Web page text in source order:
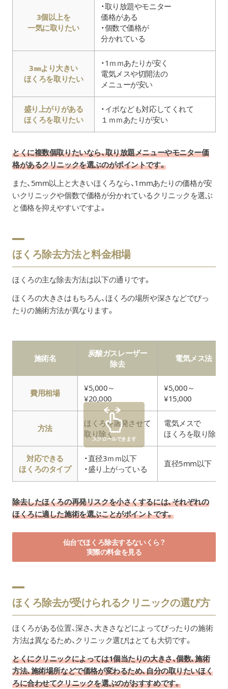
3個以上を
一気に取りたい
・取り放題やモニター
価格がある
・個数で価格が
分かれている
3㎜より大きい
ほくろを取りたい
・1ｍｍあたりが安く
電気メスや切開法の
メニューが安い
盛り上がりがある
ほくろを取りたい
・イボなども対応してくれて
１ｍｍあたりが安い
とくに複数個取りたいなら、取り放題メニューやモニター価
格があるクリニックを選ぶのがポイントです。
また、5mm以上と大きいほくろなら、1mmあたりの価格が安
いクリニックや個数で価格が分かれているクリニックを選ぶ
と価格を抑えやすいですよ。
ほくろ除去方法と料金相場
ほくろの主な除去方法は以下の通りです。
ほくろの大きさはもちろん、ほくろの場所や深さなどでぴっ
たりの施術方法が異なります。
施術名
炭酸ガスレーザー
除去
電気メス法
費用相場
¥5,000～
¥20,000
¥5,000～
¥15,000
方法
ほくろを蒸発させて
取り除く
電気メスで
ほくろを取り除く
対応できる
ほくろのタイプ
・直径3ｍｍ以下
・盛り上がっている
直径5mm以下
スクロールできます
除去したほくろの再発リスクを小さくするには、それぞれの
ほくろに適した施術を選ぶことがポイントです。
仙台でほくろ除去するないくら？
実際の料金を見る
ほくろ除去が受けられるクリニックの選び方
ほくろがある位置、深さ、大きさなどによってぴったりの施術
方法は異なるため、クリニック選びはとても大切です。
とくにクリニックによっては1個当たりの大きさ、個数、施術
方法、施術場所などで価格が変わるため、自分の取りたいほく
ろに合わせてクリニックを選ぶのがおすすめです。